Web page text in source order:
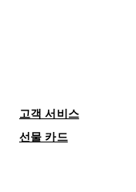
고객 서비스
선물 카드